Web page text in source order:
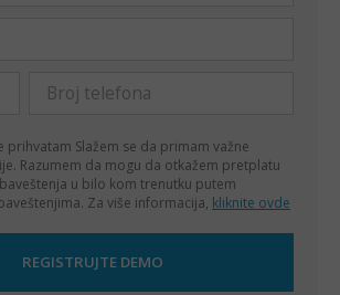
prihvatam Slažem se da primam važne
Razumem da mogu da otkažem pretplatu
u bilo kom trenutku putem
Za više informacija, kliknite ovde